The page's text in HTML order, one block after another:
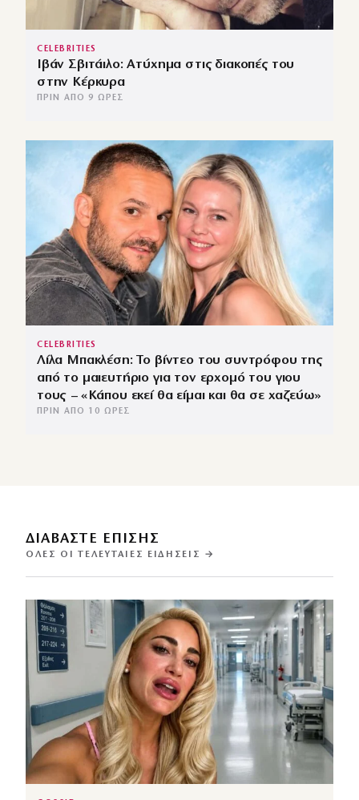
CELEBRITIES
Ιβάν Σβιτάιλο: Ατύχημα στις διακοπές του
στην Κέρκυρα
ΠΡΙΝ ΑΠΌ 9 ΏΡΕΣ
CELEBRITIES
Λίλα Μπακλέση: Το βίντεο του συντρόφου της
από το μαιευτήριο για τον ερχομό του γιου
τους – «Κάπου εκεί θα είμαι και θα σε χαζεύω»
ΠΡΙΝ ΑΠΌ 10 ΏΡΕΣ
ΔΙΑΒΑΣΤΕ ΕΠΙΣΗΣ
ΌΛΕΣ ΟΙ ΤΕΛΕΥΤΑΊΕΣ ΕΙΔΉΣΕΙΣ →